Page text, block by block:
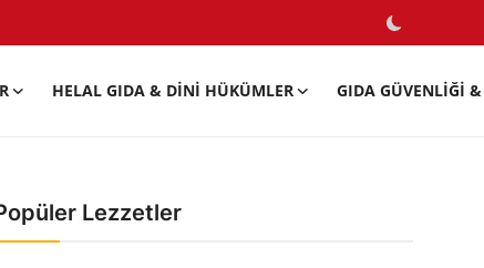
HELAL GIDA & DINI HÜKÜMLER GIDA GÜVENLIĞI
Lezzetler